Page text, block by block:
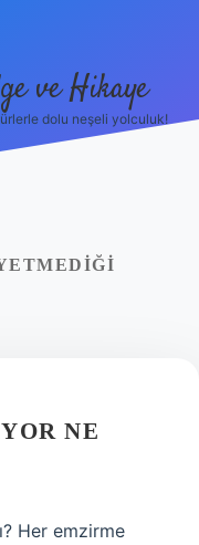
ve Hikaye
dolu neşeli yolculuk!
NE
Her emzirme